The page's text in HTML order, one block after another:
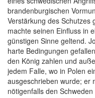
brandenburgischen
Verstärkung des Schutzes
machte seinen Einfluss in
günstigen Sinne geltend.
harte Bedingungen
den König zahlen und
jedem Falle, wo in Polen
ausgeschrieben wurde; er
nötigenfalls den